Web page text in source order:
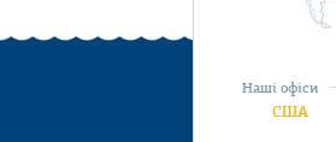
Наші офіси
США